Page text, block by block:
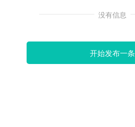
没有信息
开始发布一条